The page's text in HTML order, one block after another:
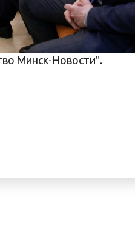
Минск-Новости".